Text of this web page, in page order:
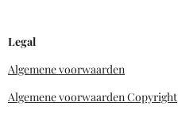
Legal
Algemene voorwaarden
Algemene voorwaarden Copyright